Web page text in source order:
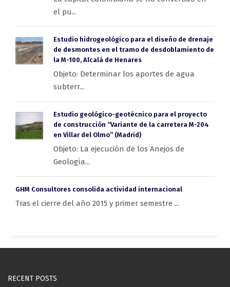
el pu...
Estudio hidrogeológico para el diseño de drenaje
de desmontes en el tramo de desdoblamiento de
la M-100, Alcalá de Henares
Objeto: Determinar los aportes de agua
subterr...
Estudio geológico-geotécnico para el proyecto
de construcción “Variante de la carretera M-204
en Villar del Olmo” (Madrid)
Objeto: La ejecución de los Anejos de
Geología...
GHM Consultores consolida actividad internacional
Tras el cierre del año 2015 y primer semestre ...
RECENT POSTS